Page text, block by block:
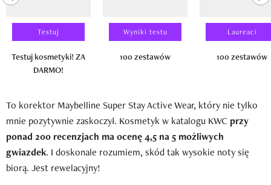
Testuj
Testuj kosmetyki! ZA
DARMO!
Wyniki testu
100 zestawów
Laureaci
100 zestawów
To korektor Maybelline Super Stay Active Wear, który nie tylko
mnie pozytywnie zaskoczył. Kosmetyk w katalogu KWC przy
ponad 200 recenzjach ma ocenę 4,5 na 5 możliwych
gwiazdek. I doskonale rozumiem, skód tak wysokie noty się
biorą. Jest rewelacyjny!